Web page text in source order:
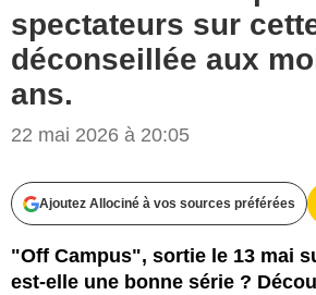
spectateurs sur
déconseillée aux
ans.
22 mai 2026 à 20:05
Ajoutez Allociné à vos sources préférées
"Off Campus", sortie le 13 mai
est-elle une bonne série ?